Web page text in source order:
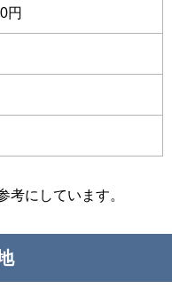
円
にしています。